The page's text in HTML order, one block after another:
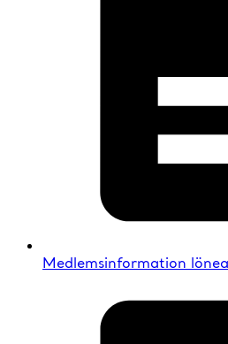
Medlemsinformation